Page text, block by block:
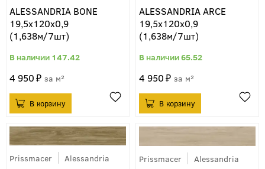
ALESSANDRIA BONE
19,5x120x0,9
(1,638м/7шт)
147.42
4 950 м²
ALESSANDRIA ARCE
19,5x120x0,9
(1,638м/7шт)
65.52
4 950 м²
Prissmacer Alessandria Prissmacer Alessandria